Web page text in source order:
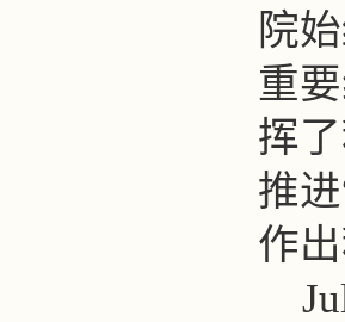
院
重
挥
推
作